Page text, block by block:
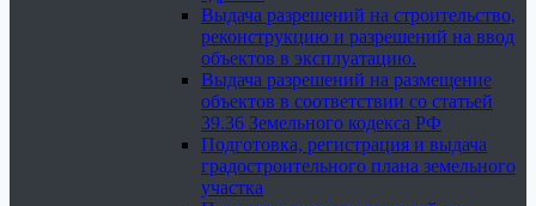
Выдача разрешений на строительство,
реконструкцию и разрешений на ввод
объектов в эксплуатацию.
Выдача разрешений на размещение
объектов в соответствии со статьей
39.36 Земельного кодекса РФ
Подготовка, регистрация и выдача
градостроительного плана земельного
участка